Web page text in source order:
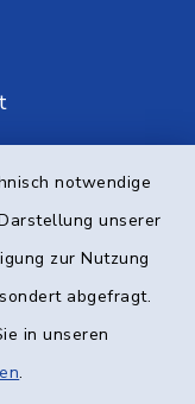
notwendige
unserer
zur Nutzung
abgefragt.
in unseren
.